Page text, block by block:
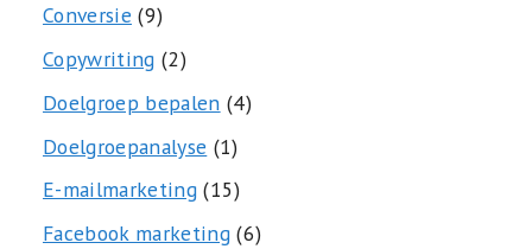
Conversie (9)
Copywriting (2)
Doelgroep bepalen (4)
Doelgroepanalyse (1)
E-mailmarketing(15)
Facebook marketing(6)